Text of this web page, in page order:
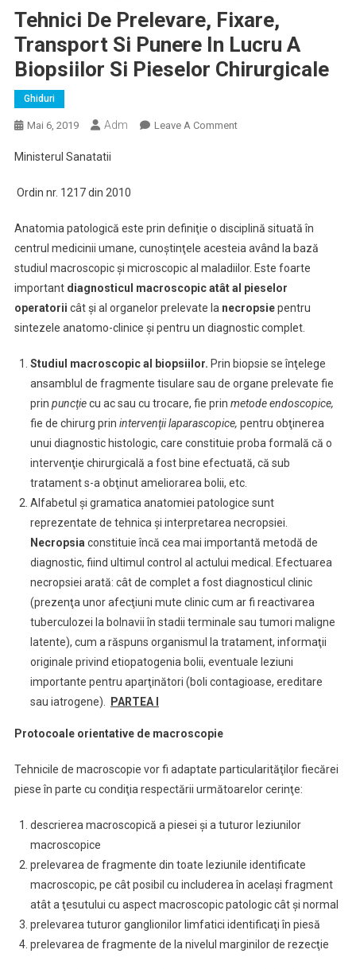
Tehnici De Prelevare, Fixare,
Transport Si Punere In Lucru A
Biopsiilor Si Pieselor Chirurgicale
Ghiduri
Mai 6, 2019 Adm Leave A CommentOn
Si
Punere
In
Lucru
A
Biopsiilor
Pieselor
Chirurgicale
Ministerul Sanatatii
Ordin nr. 1217 din 2010
Anatomia patologică este prin definiţie o disciplină situată în
centrul medicinii umane, cunoştinţele acesteia având la bază
studiul macroscopic şi microscopic al maladiilor. Este foarte
important diagnosticul macroscopic atât al pieselor
operatorii cât şi al organelor prelevate la necropsiepentru
sintezele anatomo-clinice şi pentru un diagnostic complet.
Studiul macroscopic al biopsiilor. Prin biopsie se înţelege
ansamblul de fragmente tisulare sau de organe prelevate fie
prin puncţiecu ac sau cu trocare, fie prin metode endoscopice,
fie de chirurg prin intervenţii laparascopice, pentru obţinerea
unui diagnostic histologic, care constituie proba formală că o
intervenţie chirurgicală a fost bine efectuată, că sub
tratament s-a obţinut ameliorarea bolii, etc.
Alfabetul şi gramatica anatomiei patologice sunt
reprezentate de tehnica şi interpretarea necropsiei.
Necropsia constituie încă cea mai importantă metodă de
diagnostic, fiind ultimul control al actului medical. Efectuarea
necropsiei arată: cât de complet a fost diagnosticul clinic
(prezenţa unor afecţiuni mute clinic cum ar fi reactivarea
tuberculozei la bolnavii în stadii terminale sau tumori maligne
latente), cum a răspuns organismul la tratament, informaţii
originale privind etiopatogenia bolii, eventuale leziuni
importante pentru aparţinători (boli contagioase, ereditare
sau iatrogene).
PARTEA I
Protocoale orientative de macroscopie
Tehnicile de macroscopie vor fi adaptate particularităţilor fiecărei
piese în parte cu condiţia respectării următoarelor cerinţe:
descrierea macroscopică a piesei şi a tuturor leziunilor
macroscopice
prelevarea de fragmente din toate leziunile identificate
macroscopic, pe cât posibil cu includerea în acelaşi fragment
atât a ţesutului cu aspect macroscopic patologic cât şi normal
prelevarea tuturor ganglionilor limfatici identificaţi în piesă
prelevarea de fragmente de la nivelul marginilor de rezecţie